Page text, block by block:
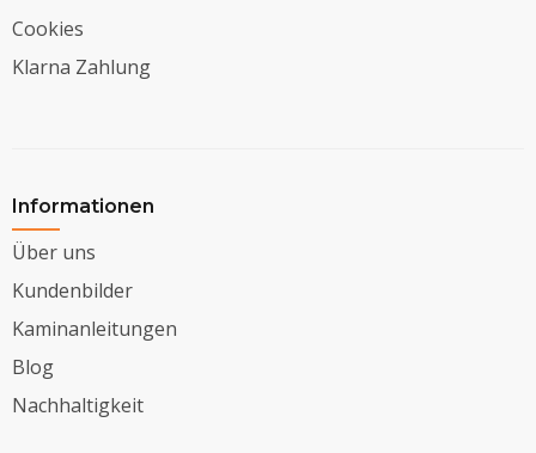
Cookies
Klarna Zahlung
Informationen
Über uns
Kundenbilder
Kaminanleitungen
Blog
Nachhaltigkeit